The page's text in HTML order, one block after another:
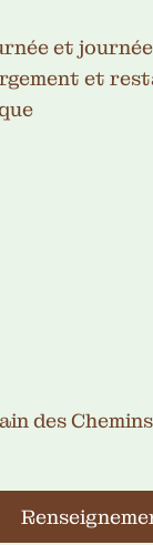
et journée
et
des